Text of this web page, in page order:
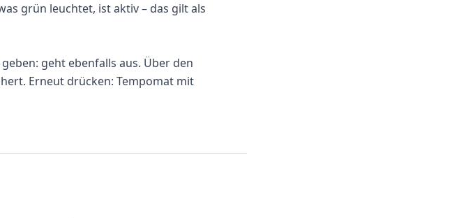
grün leuchtet, ist aktiv – das gilt als
geht ebenfalls aus. Über den
Erneut drücken: Tempomat mit